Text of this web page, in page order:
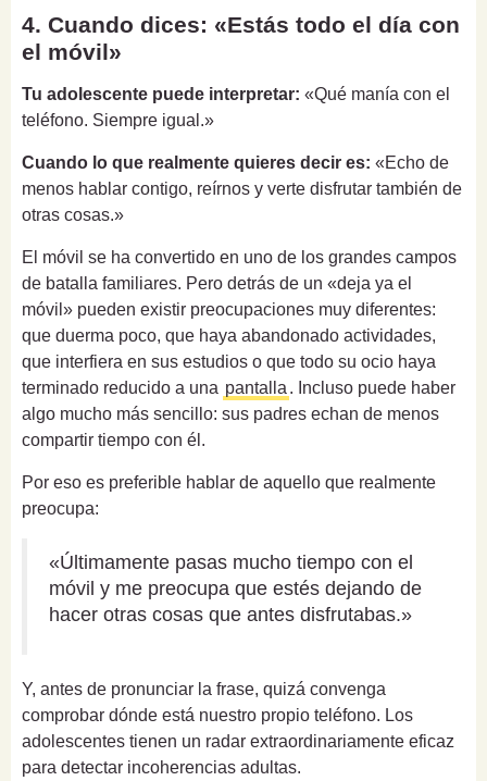
4. Cuando dices: «Estás todo el día con
el móvil»
Tu adolescente puede interpretar: «Qué manía con el
teléfono. Siempre igual.»
Cuando lo que realmente quieres decir es: «Echo de
menos hablar contigo, reírnos y verte disfrutar también de
otras cosas.»
El móvil se ha convertido en uno de los grandes campos
de batalla familiares. Pero detrás de un «deja ya el
móvil» pueden existir preocupaciones muy diferentes:
que duerma poco, que haya abandonado actividades,
que interfiera en sus estudios o que todo su ocio haya
terminado reducido a una pantalla . Incluso puede haber
algo mucho más sencillo: sus padres echan de menos
compartir tiempo con él.
Por eso es preferible hablar de aquello que realmente
preocupa:
«Últimamente pasas mucho tiempo con el
móvil y me preocupa que estés dejando de
hacer otras cosas que antes disfrutabas.»
Y, antes de pronunciar la frase, quizá convenga
comprobar dónde está nuestro propio teléfono. Los
adolescentes tienen un radar extraordinariamente eficaz
para detectar incoherencias adultas.